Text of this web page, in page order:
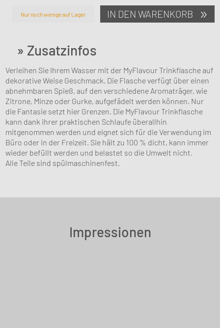
Nur noch wenige auf Lager IN DEN WARENKORB
» Zusatzinfos
Verleihen Sie Ihrem Wasser mit der MyFlavour Trinkflasche auf
dekorative Weise Geschmack. Die Flasche verfügt über einen
abnehmbaren Spieß, auf den verschiedene Aromaträger, wie
Zitrone, Minze oder Gurke, aufgefädelt werden können. Nur
die Fantasie setzt hier Grenzen. Die MyFlavour Trinkflasche
kann dank ihrer praktischen Schlaufe überallhin
mitgenommen werden und eignet sich für die Verwendung im
Büro oder in der Freizeit. Sie hält zu 100 % dicht, kann immer
wieder befüllt werden und belastet so die Umwelt nicht.
Alle Teile sind spülmaschinenfest.
Impressionen